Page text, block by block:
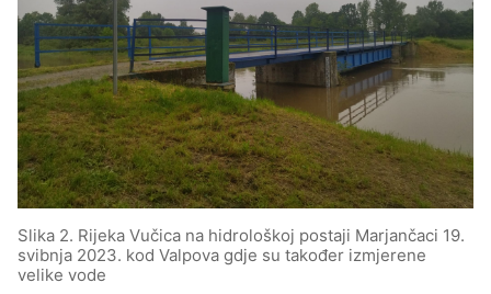
Slika 2. Rijeka Vučica na hidrološkoj postaji Marjančaci 19.
svibnja 2023. kod Valpova gdje su također izmjerene
velike vode